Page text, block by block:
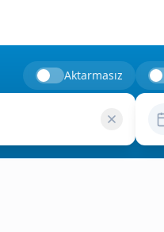
Aktarmasız